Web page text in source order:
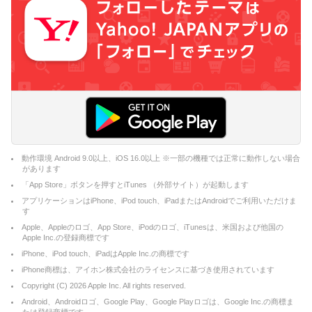
動作環境 Android 9.0以上、iOS 16.0以上 ※一部の機種では正常に動作しない場合
があります
「App Store」ボタンを押すとiTunes （外部サイト）が起動します
アプリケーションはiPhone、iPod touch、iPadまたはAndroidでご利用いただけま
す
Apple、Appleのロゴ、App Store、iPodのロゴ、iTunesは、米国および他国の
Apple Inc.の登録商標です
iPhone、iPod touch、iPadはApple Inc.の商標です
iPhone商標は、アイホン株式会社のライセンスに基づき使用されています
Copyright (C) 2026Apple Inc. All rights reserved.
Android、Androidロゴ、Google Play、Google Playロゴは、Google Inc.の商標ま